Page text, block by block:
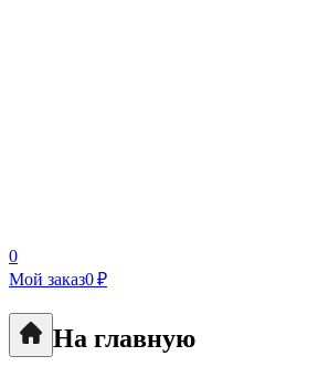
0
Мой заказ0 ₽
На главную